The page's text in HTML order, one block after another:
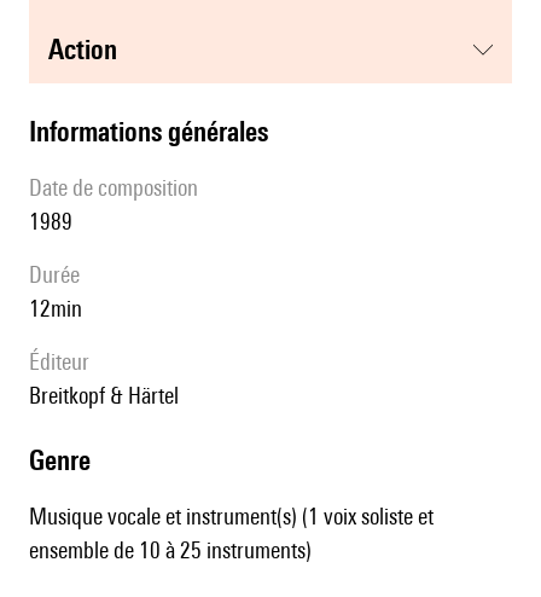
action
informations générales
date de composition
1989
durée
12min
éditeur
Breitkopf & Härtel
genre
Musique vocale et instrument(s) (1 voix soliste et
ensemble de 10 à 25 instruments)